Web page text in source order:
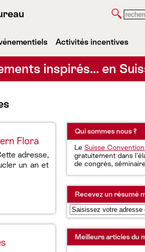
Activités incentives
inspirés… en
Flora
adresse,
un an et
Qui sommes nous ?
Le Suisse
gratuitement dans
de congrès,
Recevez un résumé
Meilleurs articles du